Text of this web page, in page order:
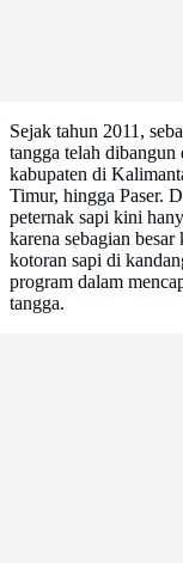
Sejak tahun 2011,
tangga telah dibangun
kabupaten di
Timur, hingga Paser.
peternak sapi kini
karena sebagian
kotoran sapi di
program dalam
tangga.